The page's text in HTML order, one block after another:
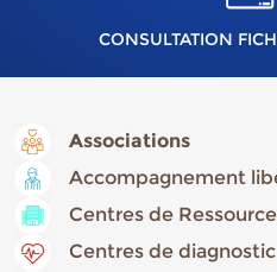
CONSULTATION
Associations
Accompagnement
Centres de
Centres de diagnostic